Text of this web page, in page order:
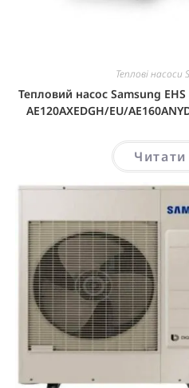
Теплові насоси
Тепловий насос Samsung
AE120AXEDGH/EU/
Читати